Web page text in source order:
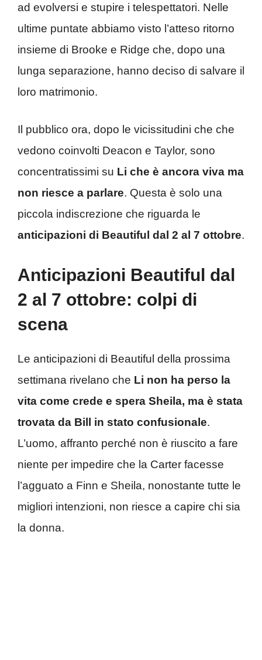
ad evolversi e stupire i telespettatori. Nelle
ultime puntate abbiamo visto l’atteso ritorno
insieme di Brooke e Ridge che, dopo una
lunga separazione, hanno deciso di salvare il
loro matrimonio.
Il pubblico ora, dopo le vicissitudini che che
vedono coinvolti Deacon e Taylor, sono
concentratissimi su Li che è ancora viva ma
non riesce a parlare. Questa è solo una
piccola indiscrezione che riguarda le
anticipazioni di Beautiful dal 2 al 7 ottobre.
Anticipazioni Beautiful dal
2 al 7 ottobre: colpi di
scena
Le anticipazioni di Beautiful della prossima
settimana rivelano che Li non ha perso la
vita come crede e spera Sheila, ma è stata
trovata da Bill in stato confusionale.
L’uomo, affranto perché non è riuscito a fare
niente per impedire che la Carter facesse
l’agguato a Finn e Sheila, nonostante tutte le
migliori intenzioni, non riesce a capire chi sia
la donna.